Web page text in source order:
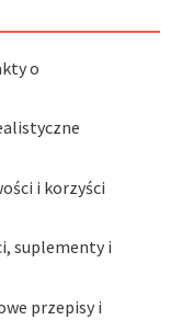
o
i korzyści
suplementy i
przepisy i